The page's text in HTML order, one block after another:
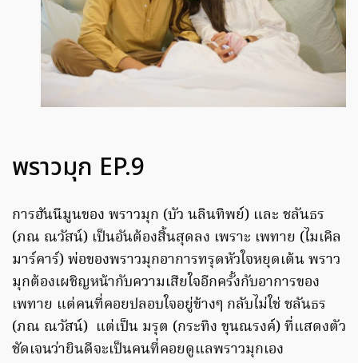
พราวมุก EP.9
การฮันนีมูนของ พราวมุก (บัว นลินทิพย์) และ ชลันธร
(ภณ ณวัสน์) เป็นอันต้องสิ้นสุดลง เพราะ เพทาย (ไมเคิล
มาร์คาร์) พ่อของพราวมุกอาการทรุดหัวใจหยุดเต้น พราว
มุกต้องเผชิญหน้ากับความเสียใจอีกครั้งกับอาการของ
เพทาย แต่คนที่คอยปลอบใจอยู่ข้างๆ กลับไม่ใช่ ชลันธร
(ภณ ณวัสน์) แต่เป็น มรุต (กระทิง ขุนณรงค์) ที่แสดงตัว
ชัดเจนว่ายินดีจะเป็นคนที่คอยดูแลพราวมุกเอง